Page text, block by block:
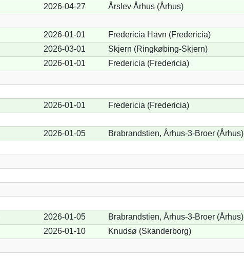
2026-04-27
Årslev Århus (Århus)
2026-01-01
Fredericia Havn (Fredericia)
2026-03-01
Skjern (Ringkøbing-Skjern)
2026-01-01
Fredericia (Fredericia)
2026-01-01
Fredericia (Fredericia)
2026-01-05
Brabrandstien, Århus-3-Broer (Århus)
2026-01-05
Brabrandstien, Århus-3-Broer (Århus)
2026-01-10
Knudsø (Skanderborg)